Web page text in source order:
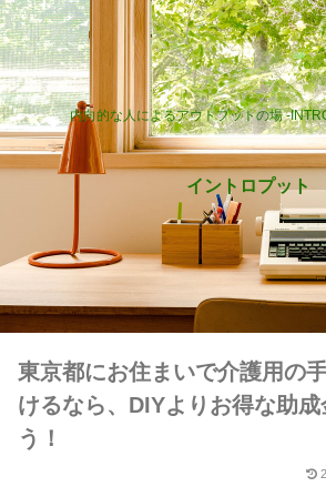
内向的な人によるアウトプットの場 -
イントロプット
東京都にお住まいで介護用の
けるなら、DIYよりお得な助成
う！